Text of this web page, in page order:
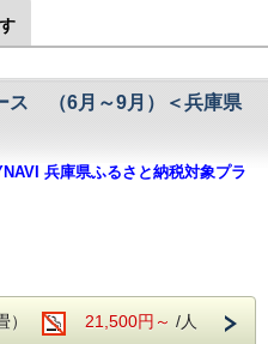
ス （6月～9月）＜兵庫県
兵庫県ふるさと納税対象プラ
利用されない方も、ご予約頂けま
ラン（事前カード決済のみのプラ
の30％が割引となる兵庫県ふるさ
） 21,500円～ /人